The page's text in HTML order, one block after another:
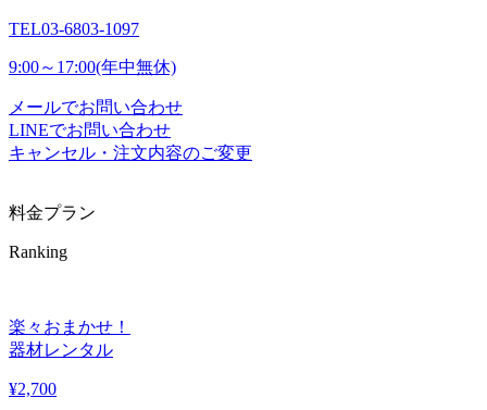
TEL03-6803-1097
9:00～17:00(年中無休)
メールでお問い合わせ
LINEでお問い合わせ
キャンセル・注文内容のご変更
料金プラン
Ranking
楽々おまかせ！
器材レンタル
¥2,700